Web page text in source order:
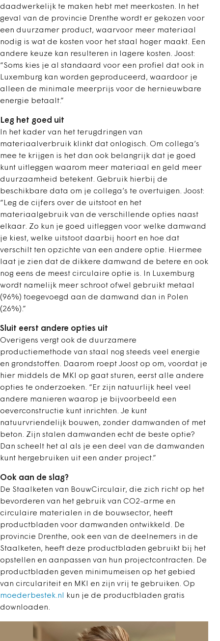
daadwerkelijk te maken hebt met meerkosten. In het
geval van de provincie Drenthe wordt er gekozen voor
een duurzamer product, waarvoor meer materiaal
nodig is wat de kosten voor het staal hoger maakt. Een
andere keuze kan resulteren in lagere kosten. Joost:
“Soms kies je al standaard voor een profiel dat ook in
Luxemburg kan worden geproduceerd, waardoor je
alleen de minimale meerprijs voor de hernieuwbare
energie betaalt.”
Leg het goed uit
In het kader van het terugdringen van
materiaalverbruik klinkt dat onlogisch. Om collega’s
mee te krijgen is het dan ook belangrijk dat je goed
kunt uitleggen waarom meer materiaal en geld meer
duurzaamheid betekent. Gebruik hierbij de
beschikbare data om je collega’s te overtuigen. Joost:
“Leg de cijfers over de uitstoot en het
materiaalgebruik van de verschillende opties naast
elkaar. Zo kun je goed uitleggen voor welke damwand
je kiest, welke uitstoot daarbij hoort en hoe dat
verschilt ten opzichte van een andere optie. Hiermee
laat je zien dat de dikkere damwand de betere en ook
nog eens de meest circulaire optie is. In Luxemburg
wordt namelijk meer schroot ofwel gebruikt metaal
(96%) toegevoegd aan de damwand dan in Polen
(26%).”
Sluit eerst andere opties uit
Overigens vergt ook de duurzamere
productiemethode van staal nog steeds veel energie
en grondstoffen. Daarom roept Joost op om, voordat je
hier middels de MKI op gaat sturen, eerst alle andere
opties te onderzoeken. “Er zijn natuurlijk heel veel
andere manieren waarop je bijvoorbeeld een
oeverconstructie kunt inrichten. Je kunt
natuurvriendelijk bouwen, zonder damwanden of met
beton. Zijn stalen damwanden echt de beste optie?
Dan scheelt het al als je een deel van de damwanden
kunt hergebruiken uit een ander project.”
Ook aan de slag?
De Staalketen van BouwCirculair, die zich richt op het
bevorderen van het gebruik van CO2-arme en
circulaire materialen in de bouwsector, heeft
productbladen voor damwanden ontwikkeld. De
provincie Drenthe, ook een van de deelnemers in de
Staalketen, heeft deze productbladen gebruikt bij het
opstellen en aanpassen van hun projectcontracten. De
productbladen geven minimumeisen op het gebied
van circulariteit en MKI en zijn vrij te gebruiken. Op
moederbestek.nl
kun je de productbladen gratis
downloaden.